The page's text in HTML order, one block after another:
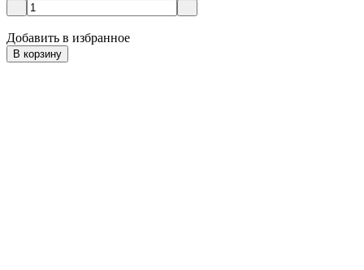
Добавить в избранное
В корзину